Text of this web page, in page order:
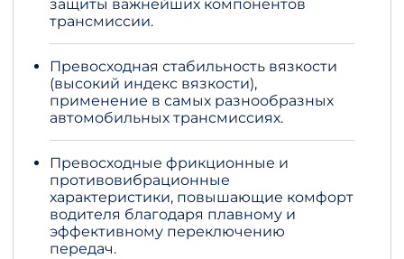
защиты важнейших компонентов
трансмиссии.
Превосходная стабильность вязкости
(высокий индекс вязкости),
применение в самых разнообразных
автомобильных трансмиссиях.
Превосходные фрикционные и
противовибрационные
характеристики, повышающие комфорт
водителя благодаря плавному и
эффективному переключению
передач.